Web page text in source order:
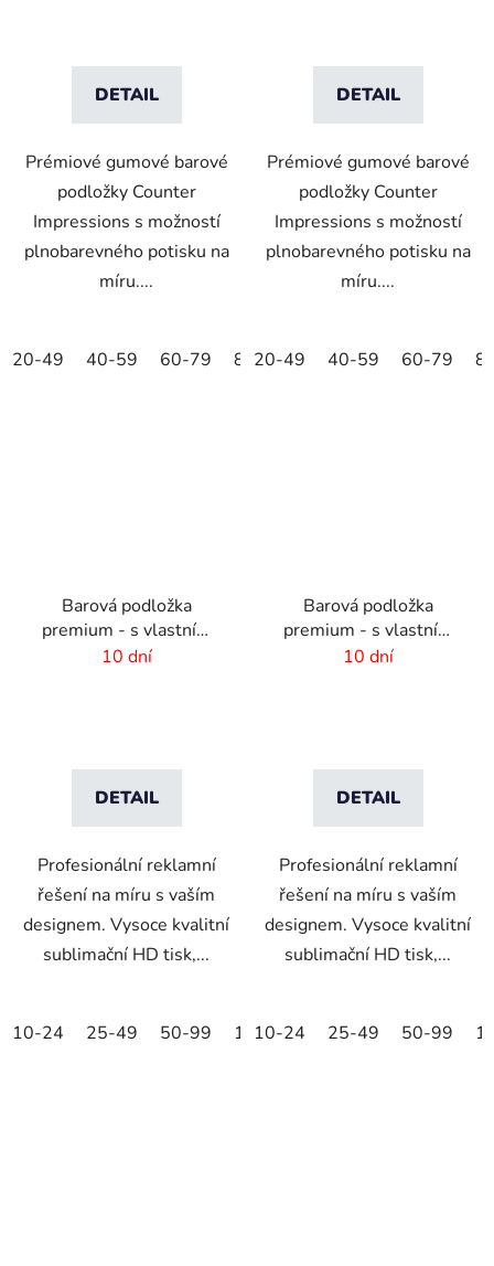
DETAIL
Prémiové gumové barové
podložky Counter
Impressions s možností
plnobarevného potisku na
míru....
20-49 40-59 60-79 80-99 +100
DETAIL
Prémiové gumové barové
podložky Counter
Impressions s možností
plnobarevného potisku na
míru....
20-49 40-59 60-79
Barová podložka
premium - s vlastním
potiskem - 894 x 24410 dní
DETAIL
Profesionální reklamní
řešení na míru s vaším
designem. Vysoce kvalitní
sublimační HD tisk,...
10-24 25-49 50-99 100-249 250-499 500+
Barová podložka
premium - s vlastním
potiskem - 225 x 830
10 dní
DETAIL
Profesionální reklamní
řešení na míru s vaším
designem. Vysoce kvalitní
sublimační HD tisk,...
10-24 25-49 50-99